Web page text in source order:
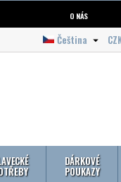
O NÁS
Čeština 
DÁRKOVÉ
POUKAZY